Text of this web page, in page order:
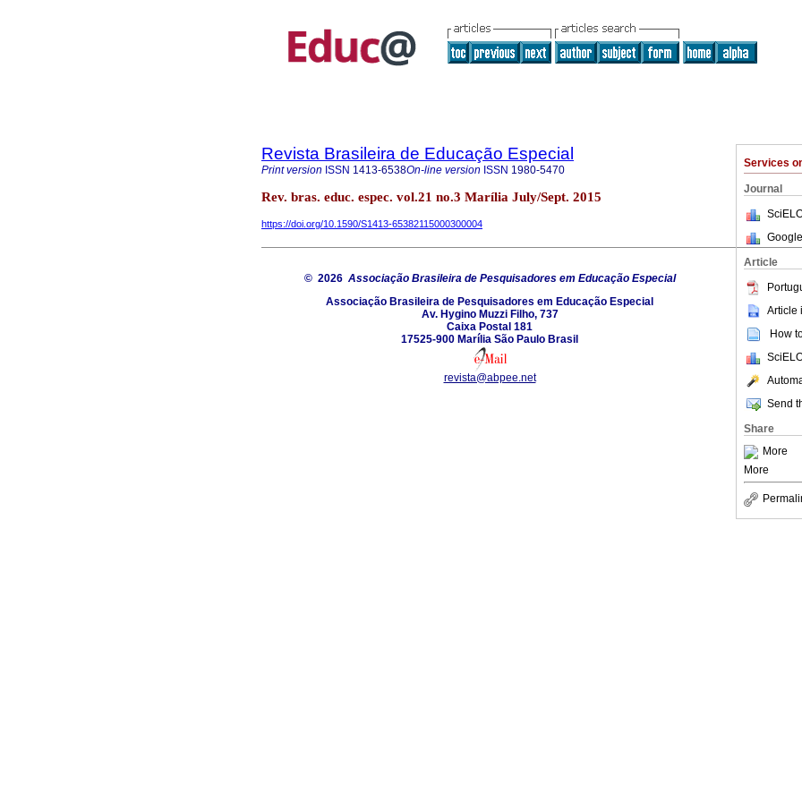
Services
Journal
Article
Article
How
Send
Share
More
More
Revista Brasileira de Educação Especial
Print version ISSN 1413-6538On-line version ISSN 1980-5470
Rev. bras. educ. espec. vol.21 no.3 Marília July/Sept. 2015
https://doi.org/10.1590/S1413-65382115000300004
© 2026 Associação Brasileira de Pesquisadores em Educação Especial
Associação Brasileira de Pesquisadores em Educação Especial
Av. Hygino Muzzi Filho, 737
Caixa Postal 181
17525-900 Marília São Paulo Brasil
revista@abpee.net